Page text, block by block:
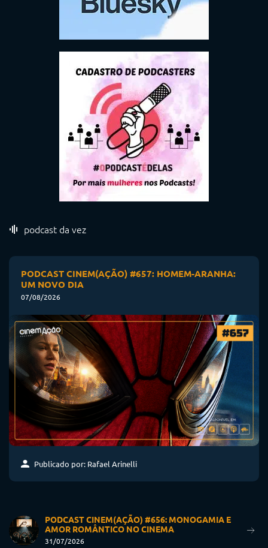
podcast da vez
PODCAST CINEM(AÇÃO) #657: HOMEM-ARANHA:
UM NOVO DIA
07/08/2026
Publicado por: Rafael Arinelli
PODCAST CINEM(AÇÃO) #656: MONOGAMIA E
AMOR ROMÂNTICO NO CINEMA
31/07/2026